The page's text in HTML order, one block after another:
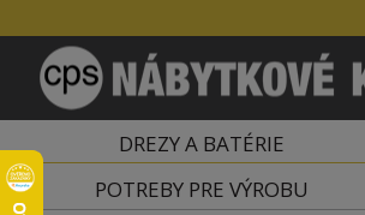
DREZY A BATÉRIE
POTREBY PRE VÝROBU